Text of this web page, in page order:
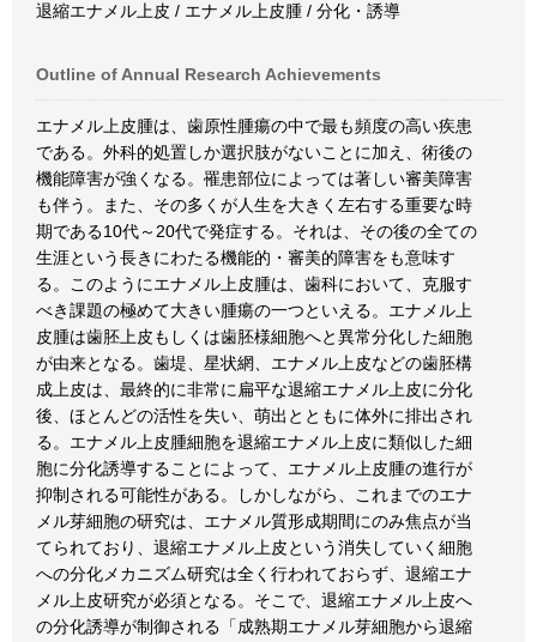
退縮エナメル上皮 / エナメル上皮腫 / 分化・誘導
Outline of Annual Research Achievements
エナメル上皮腫は、歯原性腫瘍の中で最も頻度の高い疾患
である。外科的処置しか選択肢がないことに加え、術後の
機能障害が強くなる。罹患部位によっては著しい審美障害
も伴う。また、その多くが人生を大きく左右する重要な時
期である10代～20代で発症する。それは、その後の全ての
生涯という長きにわたる機能的・審美的障害をも意味す
る。このようにエナメル上皮腫は、歯科において、克服す
べき課題の極めて大きい腫瘍の一つといえる。エナメル上
皮腫は歯胚上皮もしくは歯胚様細胞へと異常分化した細胞
が由来となる。歯堤、星状網、エナメル上皮などの歯胚構
成上皮は、最終的に非常に扁平な退縮エナメル上皮に分化
後、ほとんどの活性を失い、萌出とともに体外に排出され
る。エナメル上皮腫細胞を退縮エナメル上皮に類似した細
胞に分化誘導することによって、エナメル上皮腫の進行が
抑制される可能性がある。しかしながら、これまでのエナ
メル芽細胞の研究は、エナメル質形成期間にのみ焦点が当
てられており、退縮エナメル上皮という消失していく細胞
への分化メカニズム研究は全く行われておらず、退縮エナ
メル上皮研究が必須となる。そこで、退縮エナメル上皮へ
の分化誘導が制御される「成熟期エナメル芽細胞から退縮